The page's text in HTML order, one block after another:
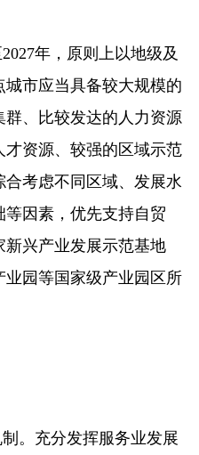
年，原则上以地级及
市应当具备较大规模的
、比较发达的人力资源
才资源、较强的区域示范
考虑不同区域、发展水
因素，优先支持自贸
新兴产业发展示范基地
业园等国家级产业园区所
制。充分发挥服务业发展